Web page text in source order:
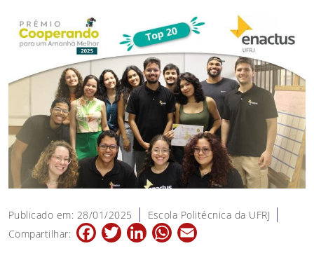
Publicado em: 28/01/2025
Escola Politécnica da UFRJ
Compartilhar:
FacebookTwitterLinkedInWhatsApp